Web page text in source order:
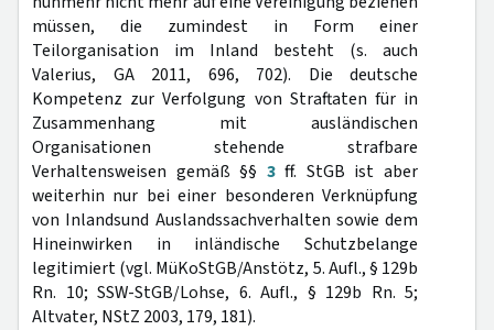
müssen, die zumindest in Form einer
Teilorganisation im Inland besteht (s. auch
Valerius, GA 2011, 696, 702). Die deutsche
Kompetenz zur Verfolgung von Straftaten für in
Zusammenhang mit ausländischen
Organisationen stehende strafbare
Verhaltensweisen gemäß §§ 3ff. StGB ist aber
weiterhin nur bei einer besonderen Verknüpfung
von Inlandsund Auslandssachverhalten sowie dem
Hineinwirken in inländische Schutzbelange
legitimiert (vgl. MüKoStGB/Anstötz, 5. Aufl., § 129b
Rn. 10; SSW-StGB/Lohse, 6. Aufl., § 129b Rn. 5;
Altvater, NStZ 2003, 179, 181).